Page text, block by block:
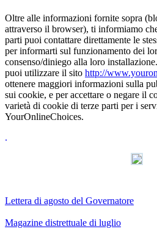
Oltre alle informazioni fornite sopra
attraverso il browser), ti informiamo
parti puoi contattare direttamente le
per informarti sul funzionamento dei
consenso/diniego alla loro
puoi utilizzare il sito http://
ottenere maggiori informazioni sulla
sui cookie, e per accettare o negare il
varietà di cookie di terze parti per i
YourOnlineChoices.
.
Lettera di agosto del Governatore
Magazine distrettuale di luglio